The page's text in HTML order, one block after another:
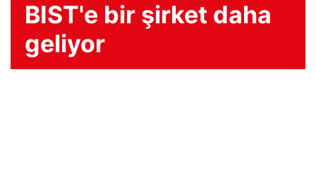
BIST'e bir şirket daha
geliyor